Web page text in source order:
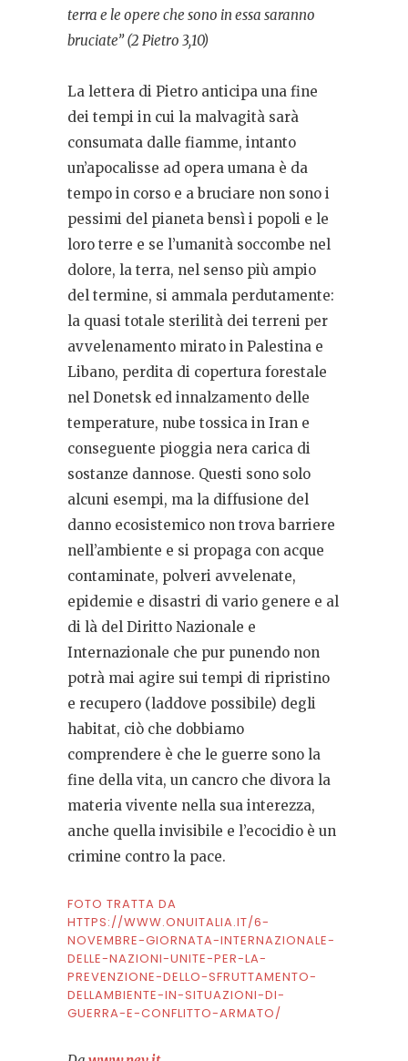
terra e le opere che sono in essa saranno
bruciate” (2 Pietro 3,10)
La lettera di Pietro anticipa una fine
dei tempi in cui la malvagità sarà
consumata dalle fiamme, intanto
un’apocalisse ad opera umana è da
tempo in corso e a bruciare non sono i
pessimi del pianeta bensì i popoli e le
loro terre e se l’umanità soccombe nel
dolore, la terra, nel senso più ampio
del termine, si ammala perdutamente:
la quasi totale sterilità dei terreni per
avvelenamento mirato in Palestina e
Libano, perdita di copertura forestale
nel Donetsk ed innalzamento delle
temperature, nube tossica in Iran e
conseguente pioggia nera carica di
sostanze dannose. Questi sono solo
alcuni esempi, ma la diffusione del
danno ecosistemico non trova barriere
nell’ambiente e si propaga con acque
contaminate, polveri avvelenate,
epidemie e disastri di vario genere e al
di là del Diritto Nazionale e
Internazionale che pur punendo non
potrà mai agire sui tempi di ripristino
e recupero (laddove possibile) degli
habitat, ciò che dobbiamo
comprendere è che le guerre sono la
fine della vita, un cancro che divora la
materia vivente nella sua interezza,
anche quella invisibile e l’ecocidio è un
crimine contro la pace.
FOTO TRATTA DA
HTTPS://WWW.ONUITALIA.IT/6-
NOVEMBRE-GIORNATA-INTERNAZIONALE-
DELLE-NAZIONI-UNITE-PER-LA-
PREVENZIONE-DELLO-SFRUTTAMENTO-
DELLAMBIENTE-IN-SITUAZIONI-DI-
GUERRA-E-CONFLITTO-ARMATO/